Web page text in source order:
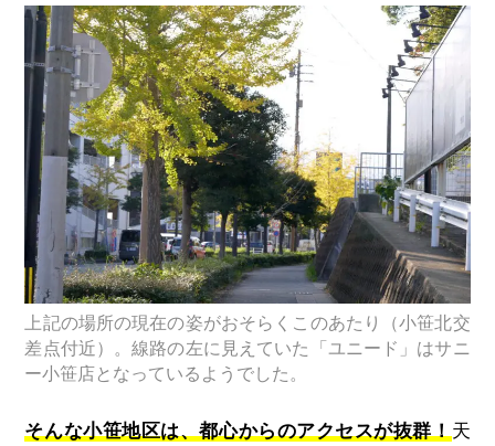
上記の場所の現在の姿がおそらくこのあたり（小笹北交
差点付近）。線路の左に見えていた「ユニード」はサニ
ー小笹店となっているようでした。
そんな小笹地区は、都心からのアクセスが抜群！ 天